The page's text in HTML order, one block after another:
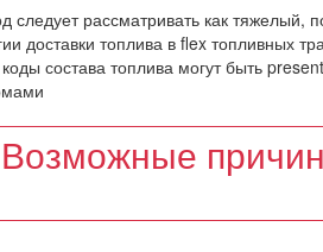
следует рассматривать как тяжелый,
доставки топлива в flex топливных
коды состава топлива могут быть
Возможные